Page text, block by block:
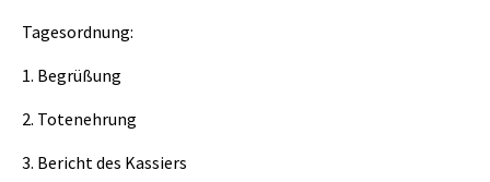
Tagesordnung:
1. Begrüßung
2. Totenehrung
3. Bericht des Kassiers